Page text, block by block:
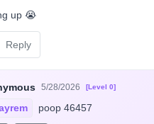
up 😭
Reply
5/28/2026 [Level 0]
poop 46457